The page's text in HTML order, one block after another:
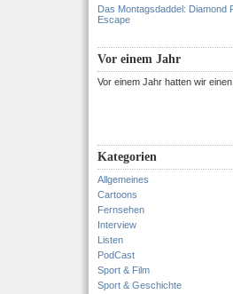
Das Montagsdaddel: Diamond
Escape
Vor einem Jahr
Vor einem Jahr hatten wir
Kategorien
Allgemeines
Cartoons
Fernsehen
Interview
Listen
PodCast
Sport & Film
Sport & Geschichte